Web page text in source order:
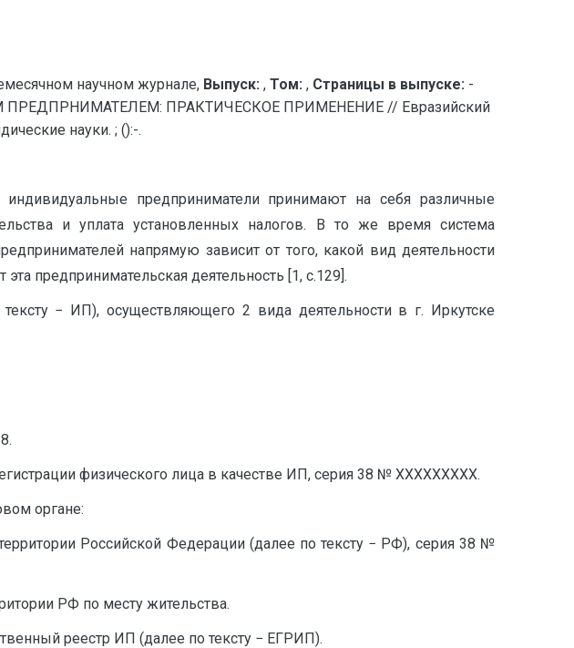
научном журнале, Выпуск: , Том: , Страницы в выпуске: -
ПРАКТИЧЕСКОЕ ПРИМЕНЕНИЕ // Евразийский
науки. ; ():-.
предприниматели принимают на себя различные
и уплата установленных налогов. В то же время система
напрямую зависит от того, какой вид деятельности
предпринимательская деятельность [1, с.129].
− ИП), осуществляющего 2 вида деятельности в г. Иркутске
физического лица в качестве ИП, серия 38 № ХХХХХХХХХ.
органе:
Российской Федерации (далее по тексту − РФ), серия 38 №
РФ по месту жительства.
реестр ИП (далее по тексту − ЕГРИП).